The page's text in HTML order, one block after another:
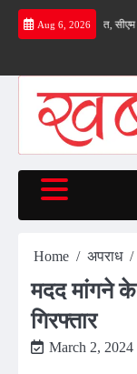
Skip
Aug 6, 2026
की सौगात, सीएम धामी ने
Home अपराध
मदद मांगने
गिरफ्तार
March 2, 2024